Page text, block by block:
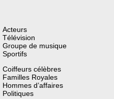
Acteurs
Télévision
Groupe de musique
Sportifs
Coiffeurs célèbres
Familles Royales
Hommes d’affaires
Politiques